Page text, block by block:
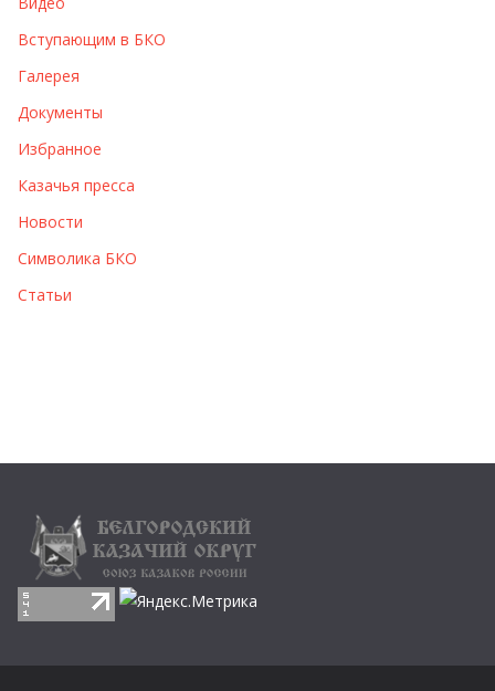
ы
Вступающим в БКО
Галерея
Документы
Избранное
Казачья пресса
Новости
Символика БКО
Статьи